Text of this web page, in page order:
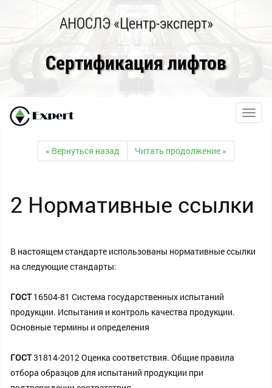
АНОСЛЭ «Центр-эксперт»
Сертификация лифтов
« Вернуться назад
Читать продолжение »
2 Нормативные ссылки
В настоящем стандарте использованы нормативные ссылки
на следующие стандарты:
ГОСТ16504-81 Система государственных испытаний
продукции. Испытания и контроль качества продукции.
Основные термины и определения
ГОСТ31814-2012 Оценка соответствия. Общие правила
отбора образцов для испытаний продукции при